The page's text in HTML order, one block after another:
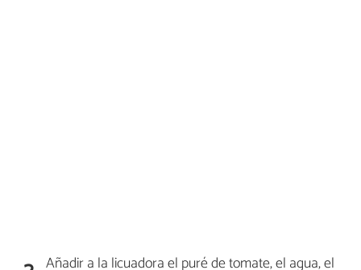
Añadir a la licuadora el puré de tomate, el agua, el